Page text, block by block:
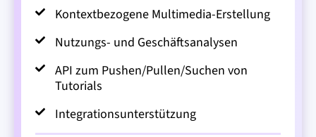
Kontextbezogene Multimedia-Erstellung
Nutzungs- und Geschäftsanalysen
API zum Pushen/Pullen/Suchen von
Tutorials
Integrationsunterstützung